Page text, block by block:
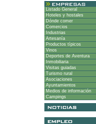
Listado General
Hoteles y hostales
Dónde comer
Comercios
Industrias
Artesanía
Productos típicos
Vinos
Deportes de Aventura
Inmobiliaria
Visitas guiadas
Turismo rural
Asociaciones
Ayuntamientos
Medios de información
Campings